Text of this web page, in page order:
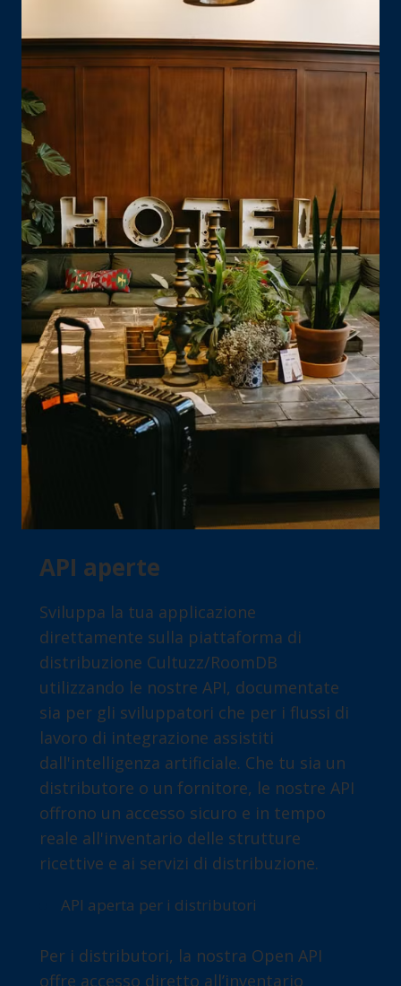
API aperte
Sviluppa la tua applicazione
direttamente sulla piattaforma di
distribuzione Cultuzz/RoomDB
utilizzando le nostre API, documentate
sia per gli sviluppatori che per i flussi di
lavoro di integrazione assistiti
dall'intelligenza artificiale. Che tu sia un
distributore o un fornitore, le nostre API
offrono un accesso sicuro e in tempo
reale all'inventario delle strutture
ricettive e ai servizi di distribuzione.
API aperta per i distributori
Per i distributori, la nostra Open API
offre accesso diretto all’inventario